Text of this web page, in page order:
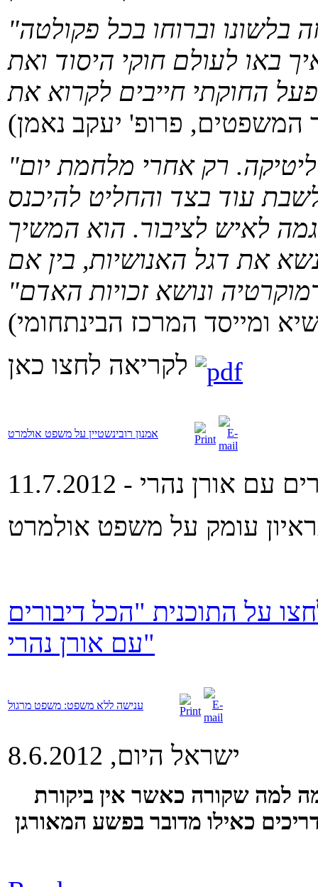
"יש ללמוד וללמד את המאמר הזה בלשונו וברוחו בכל פקולטה
באו לעולם חוקי היסוד ואת
החוקתי חייבים לקרוא את
המשפטים, פרופ' יעקב נאמן)
"רבים הפצירו באמנון להיכנס לפוליטיקה. רק אחרי מלחמת יום
עוד בצד והחליט להיכנס
היווה דוגמה לאיש לציבור. הוא המשיך
את דגל האנושיות, בין אם
ונושא זכויות האדם"
אמנון רובינשטיין על משפט אולמרט
אורן נהרי - 11.7.2012
בראיון עומק על משפט אולמרט
על התוכנית "הכל דיבורים
עם אורן נהרי"
ענישה ללא משפט: משפט מרגול
ישראל היום, 8.6.2012
למה שקורה כאשר אין ביקורת
כאילו מדובר בפשע המאורגן